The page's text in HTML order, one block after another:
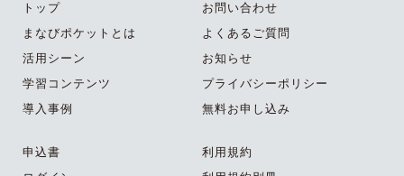
トップ
まなびポケットとは
活用シーン
学習コンテンツ
導入事例
お問い合わせ
よくあるご質問
お知らせ
プライバシーポリシー
無料お申し込み
申込書
利用規約